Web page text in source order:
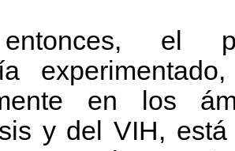
el
en los
y del VIH,